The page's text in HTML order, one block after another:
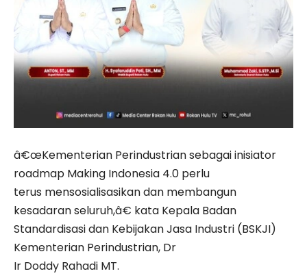
â€œKementerian Perindustrian sebagai inisiator
roadmap Making Indonesia 4.0 perlu
terus mensosialisasikan dan membangun
kesadaran seluruh,â€ kata Kepala Badan
Standardisasi dan Kebijakan Jasa Industri (BSKJI)
Kementerian Perindustrian, Dr
Ir Doddy Rahadi MT.